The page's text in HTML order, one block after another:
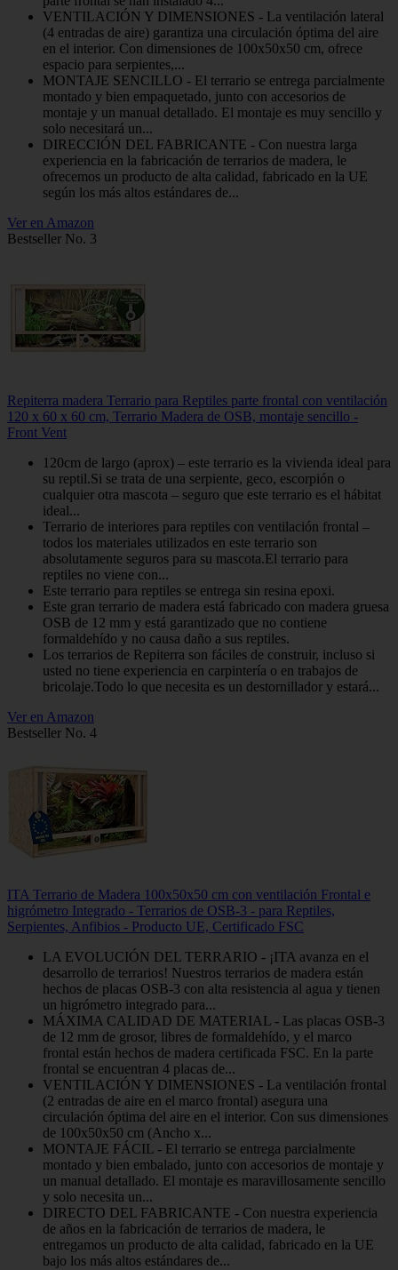
VENTILACIÓN Y DIMENSIONES - La ventilación lateral
(4 entradas de aire) garantiza una circulación óptima del aire
en el interior. Con dimensiones de 100x50x50 cm, ofrece
espacio para serpientes,...
MONTAJE SENCILLO - El terrario se entrega parcialmente
montado y bien empaquetado, junto con accesorios de
montaje y un manual detallado. El montaje es muy sencillo y
solo necesitará un...
DIRECCIÓN DEL FABRICANTE - Con nuestra larga
experiencia en la fabricación de terrarios de madera, le
ofrecemos un producto de alta calidad, fabricado en la UE
según los más altos estándares de...
Ver en Amazon
Bestseller No. 3
Repiterra madera Terrario para Reptiles parte frontal con ventilación
120 x 60 x 60 cm, Terrario Madera de OSB, montaje sencillo -
Front Vent
120cm de largo (aprox) – este terrario es la vivienda ideal para
su reptil.Si se trata de una serpiente, geco, escorpión o
cualquier otra mascota – seguro que este terrario es el hábitat
ideal...
Terrario de interiores para reptiles con ventilación frontal –
todos los materiales utilizados en este terrario son
absolutamente seguros para su mascota.El terrario para
reptiles no viene con...
Este terrario para reptiles se entrega sin resina epoxi.
Este gran terrario de madera está fabricado con madera gruesa
OSB de 12 mm y está garantizado que no contiene
formaldehído y no causa daño a sus reptiles.
Los terrarios de Repiterra son fáciles de construir, incluso si
usted no tiene experiencia en carpintería o en trabajos de
bricolaje.Todo lo que necesita es un destornillador y estará...
Ver en Amazon
Bestseller No. 4
ITA Terrario de Madera 100x50x50 cm con ventilación Frontal e
higrómetro Integrado - Terrarios de OSB-3 - para Reptiles,
Serpientes, Anfibios - Producto UE, Certificado FSC
LA EVOLUCIÓN DEL TERRARIO - ¡ITA avanza en el
desarrollo de terrarios! Nuestros terrarios de madera están
hechos de placas OSB-3 con alta resistencia al agua y tienen
un higrómetro integrado para...
MÁXIMA CALIDAD DE MATERIAL - Las placas OSB-3
de 12 mm de grosor, libres de formaldehído, y el marco
frontal están hechos de madera certificada FSC. En la parte
frontal se encuentran 4 placas de...
VENTILACIÓN Y DIMENSIONES - La ventilación frontal
(2 entradas de aire en el marco frontal) asegura una
circulación óptima del aire en el interior. Con sus dimensiones
de 100x50x50 cm (Ancho x...
MONTAJE FÁCIL - El terrario se entrega parcialmente
montado y bien embalado, junto con accesorios de montaje y
un manual detallado. El montaje es maravillosamente sencillo
y solo necesita un...
DIRECTO DEL FABRICANTE - Con nuestra experiencia
de años en la fabricación de terrarios de madera, le
entregamos un producto de alta calidad, fabricado en la UE
bajo los más altos estándares de...